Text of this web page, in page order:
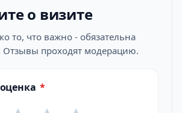
о визите
то, что важно - обязательна
Отзывы проходят модерацию.
*